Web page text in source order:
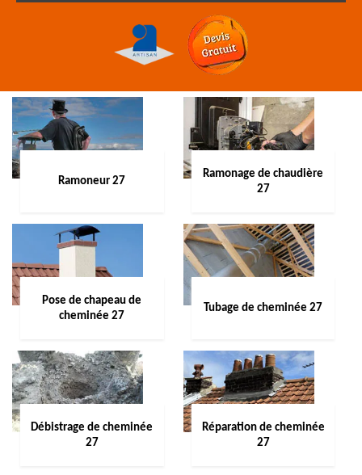
Ramoneur 27
Ramonage de chaudière
27
Pose de chapeau de
cheminée 27
Tubage de cheminée 27
Débistrage de cheminée
27
Réparation de cheminée
27